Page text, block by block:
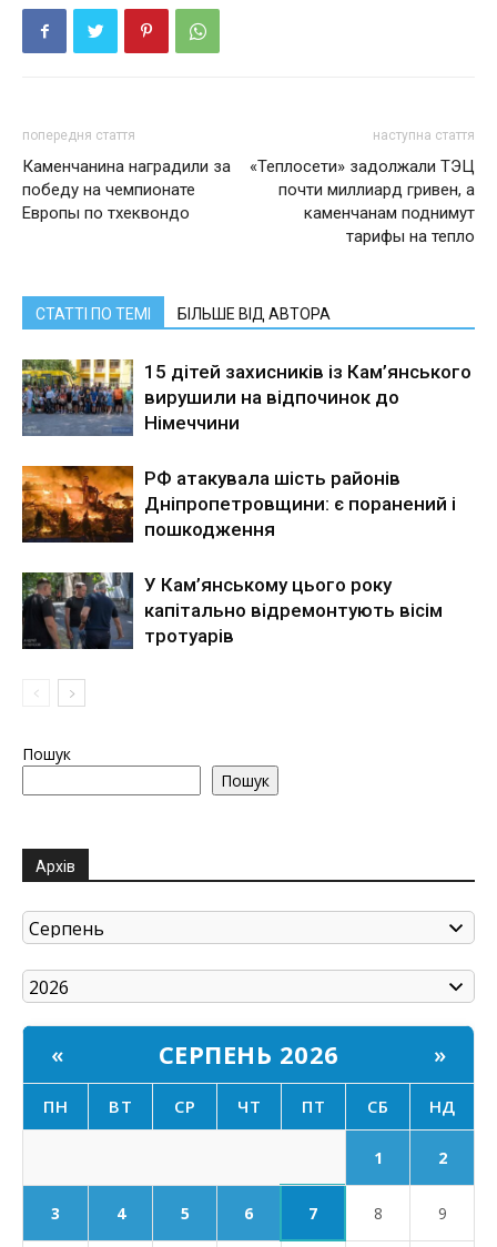
попередня стаття
Каменчанина наградили за
победу на чемпионате
Европы по тхеквондо
наступна стаття
«Теплосети» задолжали ТЭЦ
почти миллиард гривен, а
каменчанам поднимут
тарифы на тепло
СТАТТІ ПО ТЕМІ БІЛЬШЕ ВІД АВТОРА
15 дітей захисників із Кам’янського
вирушили на відпочинок до
Німеччини
РФ атакувала шість районів
Дніпропетровщини: є поранений і
пошкодження
У Кам’янському цього року
капітально відремонтують вісім
тротуарів
Пошук
Пошук
Архів
« СЕРПЕНЬ 2026 »
ПН ВТ СР ЧТ ПТ СБ НД
1 2
3 4 5 6 7 8 9